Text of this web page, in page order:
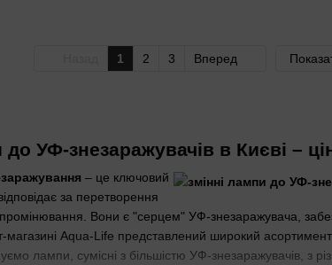
УФ-знезаражувачів в Києві –
– це ключовий
за перетворення
Вони є "серцем" УФ-знезаражувача,
магазині Aqua-Life представлений широкий
лампи, сумісні з більшістю УФ-знезаражувачів, з
1 2 3 Вперед